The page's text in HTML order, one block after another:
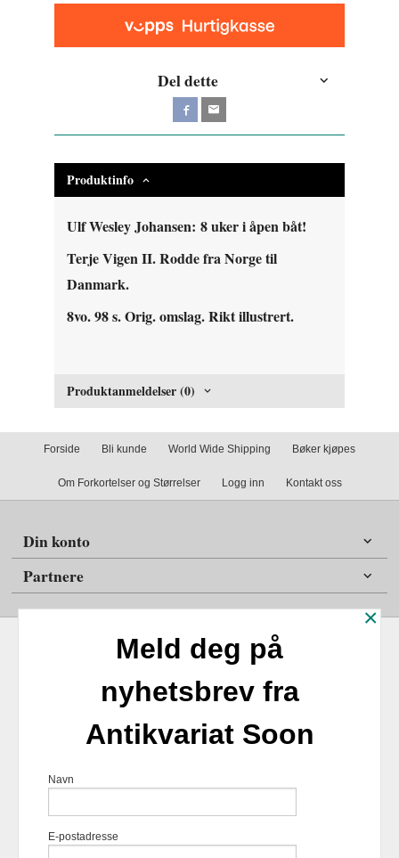
Del dette
Produktinfo
Ulf Wesley Johansen: 8 uker i åpen båt!
Terje Vigen II. Rodde fra Norge til
Danmark.
8vo. 98 s. Orig. omslag. Rikt illustrert.
Produktanmeldelser (0)
Forside Bli kunde World Wide Shipping Bøker kjøpes
Om Forkortelser og Størrelser Logg inn Kontakt oss
Din konto
Partnere
Kjøpsbetingelser Sikkerhet og personvern
Nyhetsbrev
98254859- Foretaksregisteret 924817518
du får en bedre kjøpsopplevelse og
×
Meld deg på
nyhetsbrev fra
Antikvariat Soon
Navn
E-postadresse